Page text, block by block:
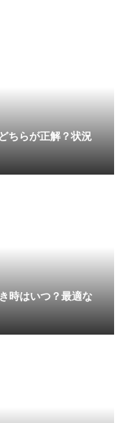
ちらが正解？状況
時はいつ？最適な